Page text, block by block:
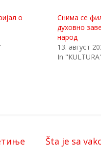
о
Снима се
духовно
народ
13. август
In
Šta je sa